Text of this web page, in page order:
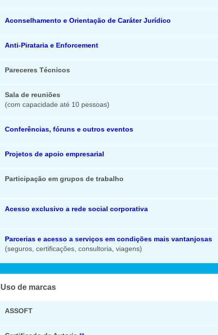
Aconselhamento e Orientação de Caráter Jurídico
Anti-Pirataria e Enforcement
Pareceres Técnicos
Sala de reuniões
(com capacidade até 10 pessoas)
Conferências, fóruns e outros eventos
Projetos de apoio empresarial
Participação em grupos de trabalho
Acesso exclusivo a rede social corporativa
Parcerias e acesso a serviços em condições mais vantanjosas
(seguros, certificações, consultoria, viagens)
Uso de marcas
ASSOFT